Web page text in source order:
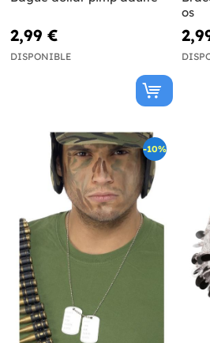
2,99 €
DISPONIBLE
os
-10%